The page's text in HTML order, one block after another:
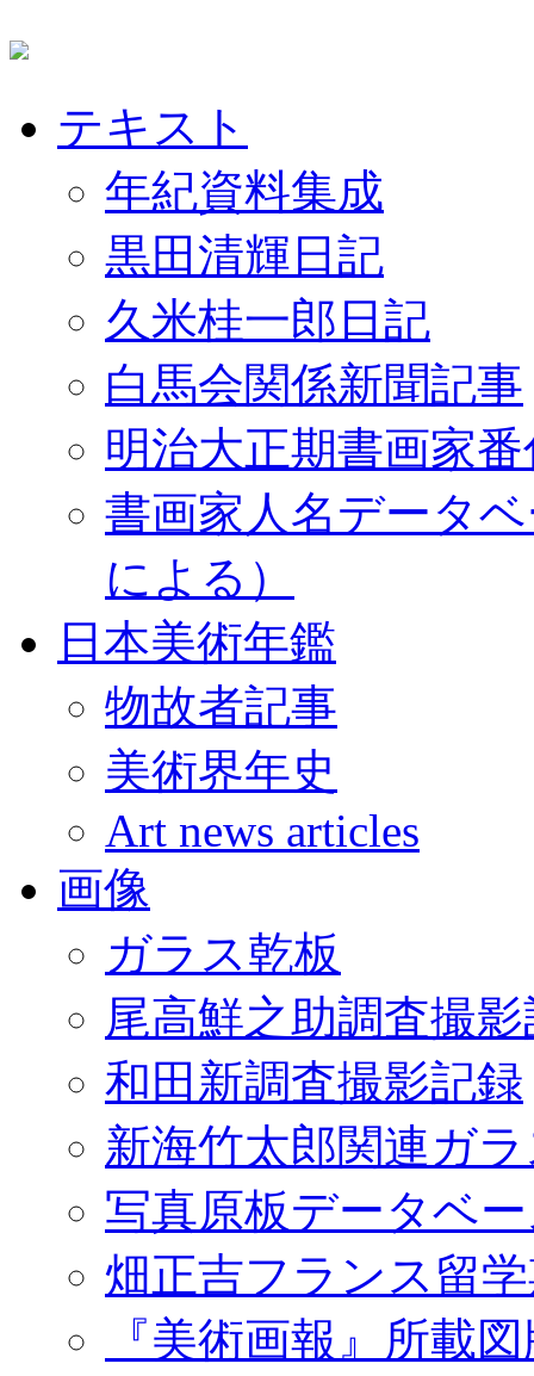
テキスト
年紀資料集成
黒田清輝日記
久米桂一郎日記
白馬会関係新聞記事
明治大正期書画家
書画家人名データ
による）
日本美術年鑑
物故者記事
美術界年史
Art news articles
画像
ガラス乾板
尾高鮮之助調査撮
和田新調査撮影記録
新海竹太郎関連ガ
写真原板データベ
畑正吉フランス留
『美術画報』所載